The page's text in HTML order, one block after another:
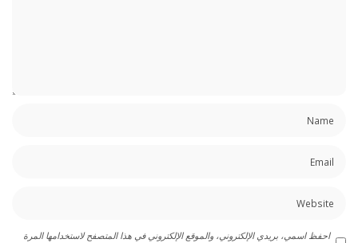
احفظ اسمي، بريدي الإلكتروني، والموقع الإلكتروني في هذا المتصفح لاستخدامها المرة